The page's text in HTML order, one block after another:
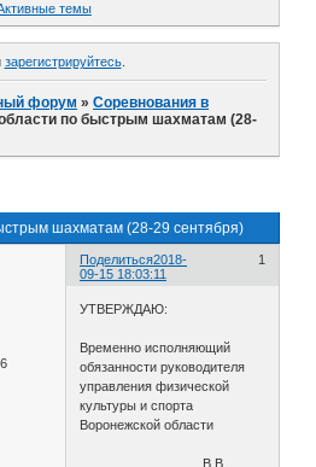
темы
зарегистрируйтесь.
форум »Соревнования в
по быстрым шахматам (28-
шахматам (28-29 сентября)
Поделиться 1
2018-
09-15 18:03:11
УТВЕРЖДАЮ:
Временно исполняющий
обязанности руководителя
управления физической
культуры и спорта
Воронежской области
_________________В.В.